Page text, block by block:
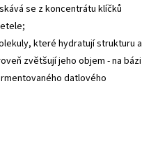
se z koncentrátu klíčků
které hydratují strukturu a
zvětšují jeho objem - na bázi
datlového